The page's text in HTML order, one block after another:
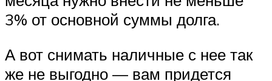
3% от основной суммы долга.
А вот снимать наличные с нее так
же не выгодно — вам придется